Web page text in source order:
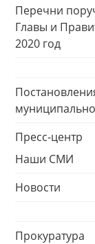
Перечни
Главы и
2020 год
Пресс-центр
Наши СМИ
Новости
Прокуратура